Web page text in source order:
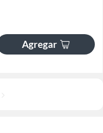
Agregar